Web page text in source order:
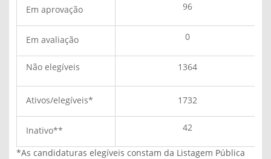
Em aprovação 96
Em avaliação 0
Não elegíveis 1364
Ativos/elegíveis* 1732
Inativo** 42
*As candidaturas elegíveis constam da Listagem Pública